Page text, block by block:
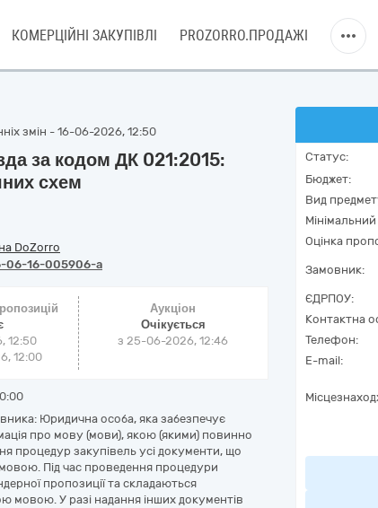
КОМЕРЦІЙНІ ЗАКУПІВЛІ PROZORRO.ПРОДАЖІ
змін - 16-06-2026, 12:50
за кодом ДК 021:2015:
схем
на DoZorro
06-16-005906-a
12:50
12:00
Аукціон
Очікується
з25-06-2026, 12:46
Юридична особа, яка забезпечує
про мову (мови), якою (якими) повинно
процедур закупівель усі документи, що
Під час проведення процедури
пропозиції та складаються
мовою. У разі надання інших документів
Статус:
Бюджет:
Вид
Оцінка
Замовник:
ЄДРПОУ:
Контактна
Телефон:
E-mail: